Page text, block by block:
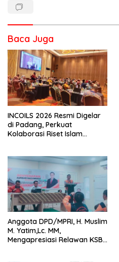
Baca Juga
INCOILS 2026 Resmi Digelar
di Padang, Perkuat
Kolaborasi Riset Islam
Anggota DPD/MPRI, H. Muslim
M. Yatim,Lc. MM,
Mengapresiasi Relawan KSB